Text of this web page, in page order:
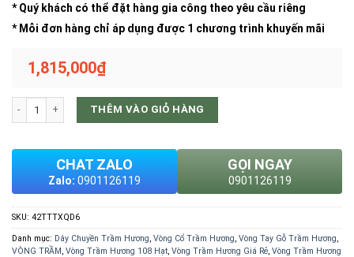
* Quý khách có thể đặt hàng gia công theo yêu cầu riêng
* Mỗi đơn hàng chỉ áp dụng được 1 chương trình khuyến mãi
1,815,000₫
Vòng Cổ Gỗ Trầm Hương Tốc 6 ly 108 hạt PHÚC LINH số lượng
THÊM VÀO GIỎ HÀNG
CHAT ZALO
Zalo: 0901126119
GỌI NGAY
0901126119
SKU: 42TTTXQD6
Danh mục: Dây Chuyền Trầm Hương, Vòng Cổ Trầm Hương, Vòng Tay Gỗ Trầm Hương,
VÒNG TRẦM, Vòng Trầm Hương 108 Hạt, Vòng Trầm Hương Giá Rẻ, Vòng Trầm Hương